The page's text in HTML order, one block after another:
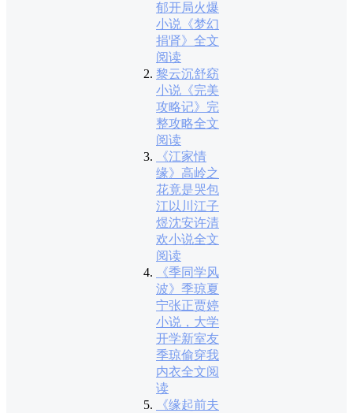
郁开局火爆
小说《梦幻
捐肾》全文
阅读
黎云沉舒窈
小说《完美
攻略记》完
整攻略全文
阅读
《江家情
缘》高岭之
花竟是哭包
江以川江子
煜沈安许清
欢小说全文
阅读
《季同学风
波》季琼夏
宁张正贾婷
小说，大学
开学新室友
季琼偷穿我
内衣全文阅
读
《缘起前夫